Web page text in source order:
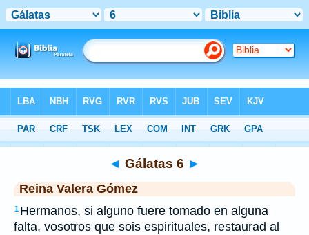
>RVG> Gálatas 6
◄ Gálatas 6 ►
Reina Valera Gómez
1 Hermanos, si alguno fuere tomado en alguna
falta, vosotros que sois espirituales, restaurad al